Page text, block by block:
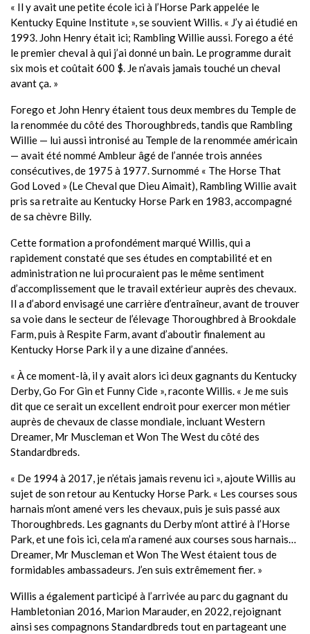
« Il y avait une petite école ici à l’Horse Park appelée le
Kentucky Equine Institute », se souvient Willis. « J’y ai étudié en
1993. John Henry était ici; Rambling Willie aussi. Forego a été
le premier cheval à qui j’ai donné un bain. Le programme durait
six mois et coûtait 600 $. Je n’avais jamais touché un cheval
avant ça. »
Forego et John Henry étaient tous deux membres du Temple de
la renommée du côté des Thoroughbreds, tandis que Rambling
Willie — lui aussi intronisé au Temple de la renommée américain
— avait été nommé Ambleur âgé de l’année trois années
consécutives, de 1975 à 1977. Surnommé « The Horse That
God Loved » (Le Cheval que Dieu Aimait), Rambling Willie avait
pris sa retraite au Kentucky Horse Park en 1983, accompagné
de sa chèvre Billy.
Cette formation a profondément marqué Willis, qui a
rapidement constaté que ses études en comptabilité et en
administration ne lui procuraient pas le même sentiment
d’accomplissement que le travail extérieur auprès des chevaux.
Il a d’abord envisagé une carrière d’entraîneur, avant de trouver
sa voie dans le secteur de l’élevage Thoroughbred à Brookdale
Farm, puis à Respite Farm, avant d’aboutir finalement au
Kentucky Horse Park il y a une dizaine d’années.
« À ce moment-là, il y avait alors ici deux gagnants du Kentucky
Derby, Go For Gin et Funny Cide », raconte Willis. « Je me suis
dit que ce serait un excellent endroit pour exercer mon métier
auprès de chevaux de classe mondiale, incluant Western
Dreamer, Mr Muscleman et Won The West du côté des
Standardbreds.
« De 1994 à 2017, je n’étais jamais revenu ici », ajoute Willis au
sujet de son retour au Kentucky Horse Park. « Les courses sous
harnais m’ont amené vers les chevaux, puis je suis passé aux
Thoroughbreds. Les gagnants du Derby m’ont attiré à l’Horse
Park, et une fois ici, cela m’a ramené aux courses sous harnais…
Dreamer, Mr Muscleman et Won The West étaient tous de
formidables ambassadeurs. J’en suis extrêmement fier. »
Willis a également participé à l’arrivée au parc du gagnant du
Hambletonian 2016, Marion Marauder, en 2022, rejoignant
ainsi ses compagnons Standardbreds tout en partageant une